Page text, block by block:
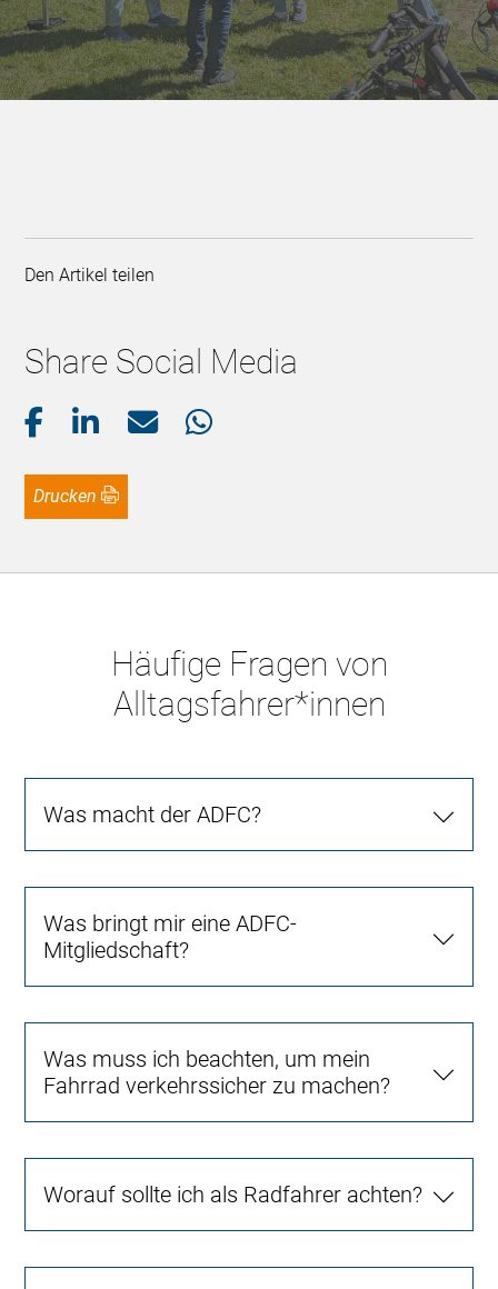
Den Artikel teilen
Share Social Media
Drucken
Häufige Fragen von
Alltagsfahrer*innen
Was macht der ADFC?
Was bringt mir eine ADFC-
Mitgliedschaft?
Was muss ich beachten, um mein
Fahrrad verkehrssicher zu machen?
Worauf sollte ich als Radfahrer achten?